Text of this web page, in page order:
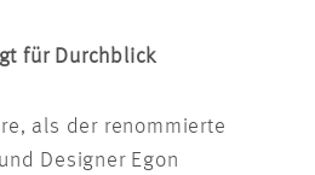
für Durchblick
als der renommierte
Designer Egon